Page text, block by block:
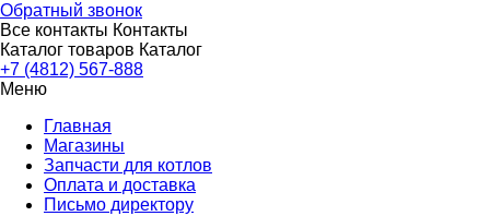
Обратный звонок
Все контакты Контакты
Каталог товаров Каталог
+7 (4812) 567-888
Меню
Главная
Магазины
Запчасти для котлов
Оплата и доставка
Письмо директору